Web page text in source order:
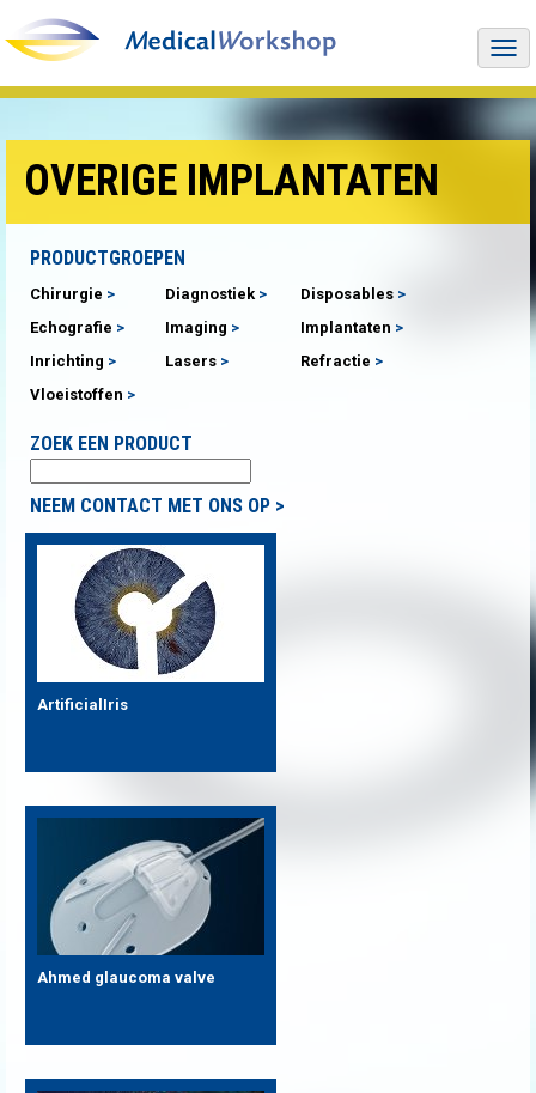
OVERIGE IMPLANTATEN
PRODUCTGROEPEN
Chirurgie Diagnostiek
Disposables
Echografie
Imaging
Implantaten
Inrichting
Lasers
Refractie
Vloeistoffen
ZOEK EEN PRODUCT
NEEM CONTACT MET ONS OP >
ArtificialIris
Ahmed glaucoma valve